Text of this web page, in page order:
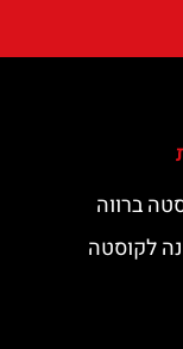
ברווה
לקוסטה